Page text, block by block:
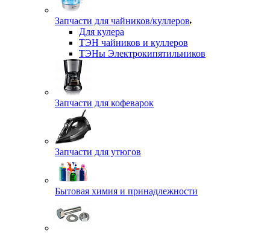
Запчасти для чайников/куллеров
Для кулера
ТЭН чайников и куллеров
ТЭНы Электрокипятильников
Запчасти для кофеварок
Запчасти для утюгов
Бытовая химия и принадлежности